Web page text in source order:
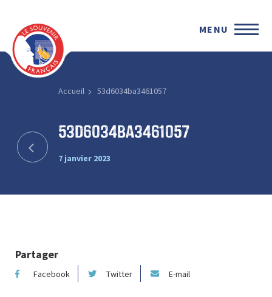
MENU
Accueil 53d6034ba3461057
53d6034ba3461057
7 janvier 2023
Partager
Facebook Twitter E-mail